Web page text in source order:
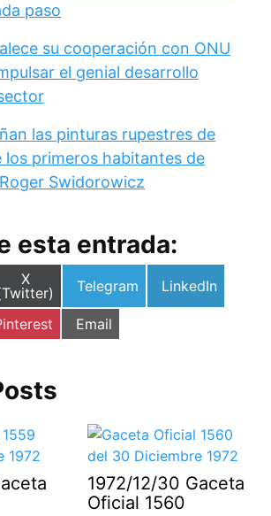
paso
su cooperación con ONU
el genial desarrollo
las pinturas rupestres de
los primeros habitantes de
Swidorowicz
esta entrada:
Compartir
en
X
Compartir
Telegram
Compartir
LinkedIn
Compartir
en
Email
1972/12/30 Gaceta
Oficial 1560